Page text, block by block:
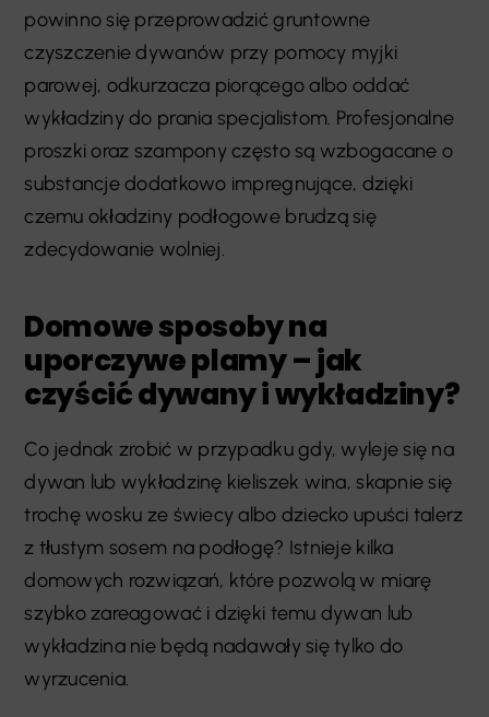
powinno się przeprowadzić gruntowne
czyszczenie dywanów przy pomocy myjki
parowej, odkurzacza piorącego albo oddać
wykładziny do prania specjalistom. Profesjonalne
proszki oraz szampony często są wzbogacane o
substancje dodatkowo impregnujące, dzięki
czemu okładziny podłogowe brudzą się
zdecydowanie wolniej.
Domowe sposoby na
uporczywe plamy – jak
czyścić dywany i wykładziny?
Co jednak zrobić w przypadku gdy, wyleje się na
dywan lub wykładzinę kieliszek wina, skapnie się
trochę wosku ze świecy albo dziecko upuści talerz
z tłustym sosem na podłogę? Istnieje kilka
domowych rozwiązań, które pozwolą w miarę
szybko zareagować i dzięki temu dywan lub
wykładzina nie będą nadawały się tylko do
wyrzucenia.